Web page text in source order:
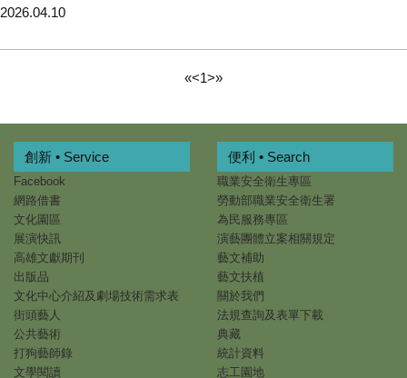
2026.04.10
«<1>»
創新 • Service
Facebook
網路借書
文化園區
展演快訊
高雄文獻期刊
出版品
文化中心介紹及劇場技術需求表
街頭藝人
公共藝術
打狗藝師錄
文學閱讀
便利 • Search
職業安全衛生專區
勞動部職業安全衛生署
為民服務專區
演藝團體立案相關規定
藝文補助
藝文扶植
關於我們
法規查詢及表單下載
典藏
統計資料
志工園地